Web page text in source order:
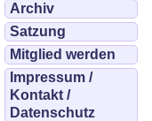
Archiv
Satzung
Mitglied werden
Impressum /
Kontakt /
Datenschutz